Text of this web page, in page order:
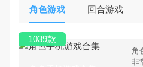
角色游戏 回合游戏
角
非
1039款